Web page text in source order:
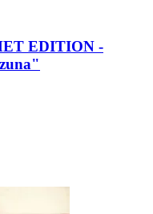
EDITION -​